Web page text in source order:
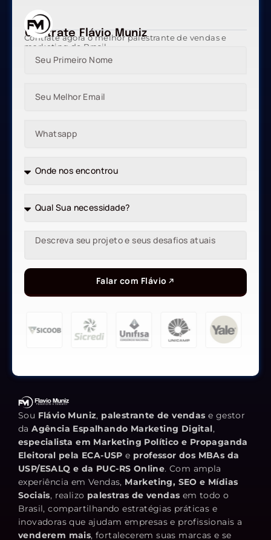
Contrate Flávio Muniz
Contrate agora o melhor palestrante de vendas e
marketing do Brasil
Falar com Flávio
Sou Flávio Muniz, palestrante de vendas e gestor
daAgência Espalhando Marketing Digital,
especialista em Marketing Político e Propaganda
Eleitoral pela ECA-USP e professor dos MBAs da
USP/ESALQ e da PUC-RS Online. Com ampla
experiência em Vendas, Marketing, SEO e Mídias
Sociais, realizo palestras de vendas em todo o
Brasil, compartilhando estratégias práticas e
inovadoras que ajudam empresas e profissionais a
venderem mais, fortalecerem suas marcas e se